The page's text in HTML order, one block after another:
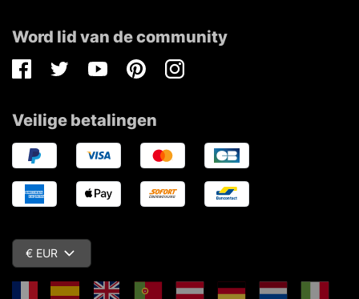
Word lid van de community
FacebookTwitterYoutubePinterestInstagram
Veilige betalingen
€ EUR